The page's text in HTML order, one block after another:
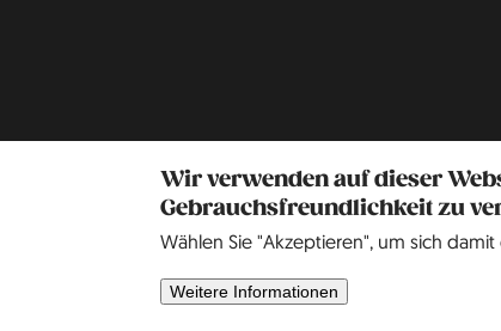
Wir verwenden auf dieser
Gebrauchsfreundlichkeit zu
Wählen Sie "Akzeptieren", um sich
Weitere Informationen